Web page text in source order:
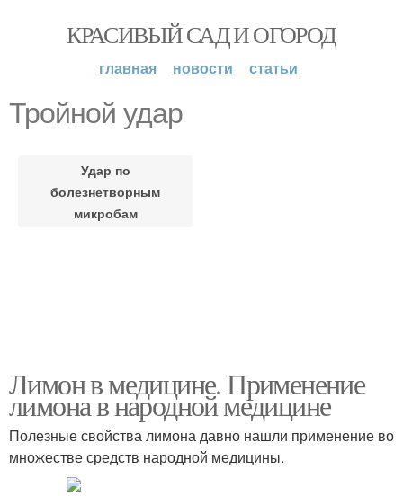
КРАСИВЫЙ САД И ОГОРОД
главная новости статьи
Тройной удар
Удар по
болезнетворным
микробам
Лимон в медицине. Применение
лимона в народной медицине
Полезные свойства лимона давно нашли применение во
множестве средств народной медицины.